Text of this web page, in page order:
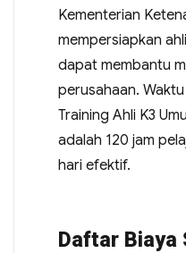
Kementerian
mempersiapkan
dapat membantu
perusahaan.
Training Ahli K3
adalah 120 jam
hari efektif.
Daftar Biaya